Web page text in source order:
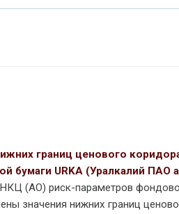
границ ценового
бумаги URKA (Уралкалий ПАО
(АО) риск-параметров
значения нижних границ